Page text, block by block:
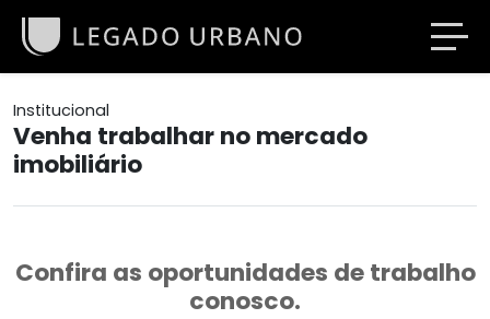
Institucional
Venha trabalhar no mercado
imobiliário
Confira as oportunidades de trabalho
conosco.